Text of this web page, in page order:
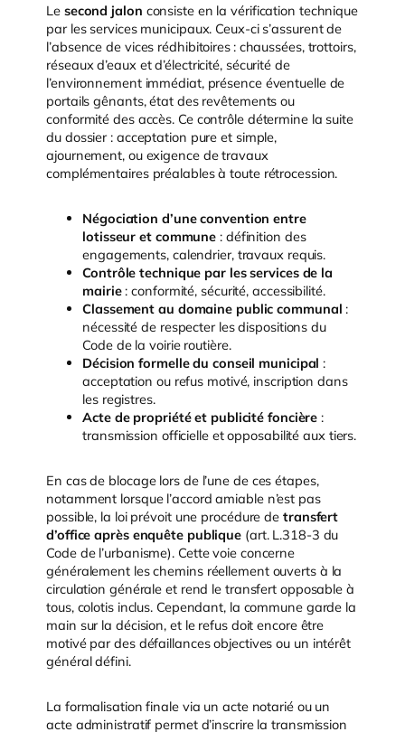
Le second jalon consiste en la vérification technique
par les services municipaux. Ceux-ci s’assurent de
l’absence de vices rédhibitoires : chaussées, trottoirs,
réseaux d’eaux et d’électricité, sécurité de
l’environnement immédiat, présence éventuelle de
portails gênants, état des revêtements ou
conformité des accès. Ce contrôle détermine la suite
du dossier : acceptation pure et simple,
ajournement, ou exigence de travaux
complémentaires préalables à toute rétrocession.
Négociation d’une convention entre
lotisseur et commune : définition des
engagements, calendrier, travaux requis.
Contrôle technique par les services de la
mairie: conformité, sécurité, accessibilité.
Classement au domaine public communal :
nécessité de respecter les dispositions du
Code de la voirie routière.
Décision formelle du conseil municipal :
acceptation ou refus motivé, inscription dans
les registres.
Acte de propriété et publicité foncière :
transmission officielle et opposabilité aux tiers.
En cas de blocage lors de l’une de ces étapes,
notamment lorsque l’accord amiable n’est pas
possible, la loi prévoit une procédure de transfert
d’office après enquête publique (art. L.318-3 du
Code de l’urbanisme). Cette voie concerne
généralement les chemins réellement ouverts à la
circulation générale et rend le transfert opposable à
tous, colotis inclus. Cependant, la commune garde la
main sur la décision, et le refus doit encore être
motivé par des défaillances objectives ou un intérêt
général défini.
La formalisation finale via un acte notarié ou un
acte administratif permet d’inscrire la transmission